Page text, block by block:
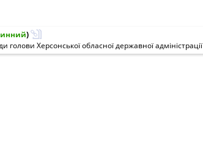
)
Херсонської обласної державної адміністрації